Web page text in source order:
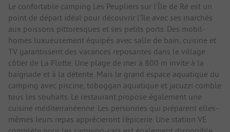
Le confortable camping Les Peupliers sur l'Île de Ré est un
point de départ idéal pour découvrir l'île avec ses marchés
aux poissons pittoresques et ses petits ports. Des mobil-
homes luxueusement équipés avec salle de bain, cuisine et
TV garantissent des vacances reposantes dans le village
côtier de La Flotte. Une plage de mer à 800 m invite à la
baignade et à la détente. Mais le grand espace aquatique du
camping avec piscine, toboggan aquatique et jacuzzi comble
tous les souhaits. Le restaurant propose également une
cuisine méditerranéenne. Les personnes qui préparent elles-
mêmes leurs repas apprécieront l'épicerie. Une station VE